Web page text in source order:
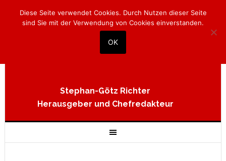
Stephan-Götz Richter
Herausgeber und Chefredakteur
Diese Seite verwendet Cookies. Durch Nutzen dieser Seite
sind Sie mit der Verwendung von Cookies einverstanden.
OK